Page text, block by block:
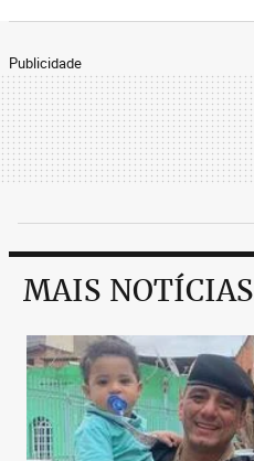
Publicidade
MAIS NOTÍCIAS